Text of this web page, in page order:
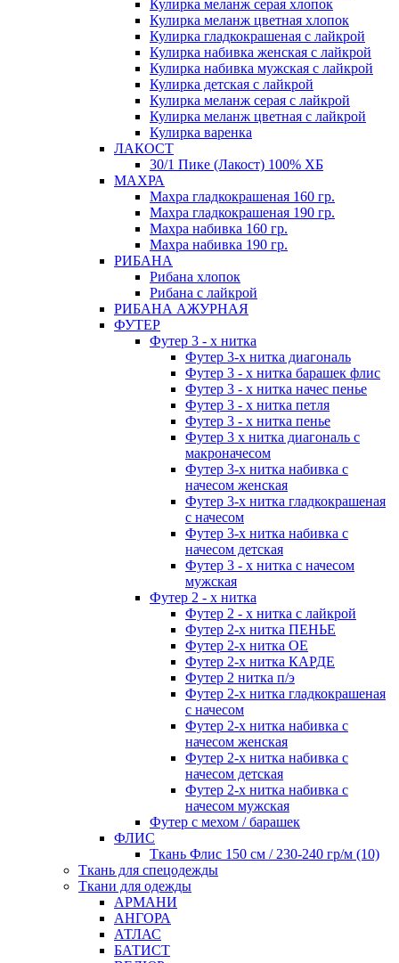
Кулирка меланж серая хлопок
Кулирка меланж цветная хлопок
Кулирка гладкокрашеная с лайкрой
Кулирка набивка женская с лайкрой
Кулирка набивка мужская с лайкрой
Кулирка детская с лайкрой
Кулирка меланж серая с лайкрой
Кулирка меланж цветная с лайкрой
Кулирка варенка
ЛАКОСТ
30/1 Пике (Лакост) 100% ХБ
МАХРА
Махра гладкокрашеная 160 гр.
Махра гладкокрашеная 190 гр.
Махра набивка 160 гр.
Махра набивка 190 гр.
РИБАНА
Рибана хлопок
Рибана с лайкрой
РИБАНА АЖУРНАЯ
ФУТЕР
Футер 3 - х нитка
Футер 3-х нитка диагональ
Футер 3 - х нитка барашек флис
Футер 3 - х нитка начес пенье
Футер 3 - х нитка петля
Футер 3 - х нитка пенье
Футер 3 х нитка диагональ с
макроначесом
Футер 3-х нитка набивка с
начесом женская
Футер 3-х нитка гладкокрашеная
с начесом
Футер 3-х нитка набивка с
начесом детская
Футер 3 - х нитка с начесом
мужская
Футер 2 - х нитка
Футер 2 - х нитка с лайкрой
Футер 2-х нитка ПЕНЬЕ
Футер 2-х нитка ОЕ
Футер 2-х нитка КАРДЕ
Футер 2 нитка п/э
Футер 2-х нитка гладкокрашеная
с начесом
Футер 2-х нитка набивка с
начесом женская
Футер 2-х нитка набивка с
начесом детская
Футер 2-х нитка набивка с
начесом мужская
Футер с мехом / барашек
ФЛИС
Ткань Флис 150 см / 230-240 гр/м (10)
Ткань для спецодежды
Ткани для одежды
АРМАНИ
АНГОРА
АТЛАС
БАТИСТ